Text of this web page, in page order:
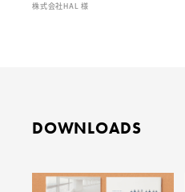
株式会社HAL 様
DOWNLOADS